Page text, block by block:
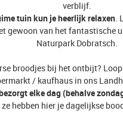
verblijf.
tuin kun je heerlijk relaxen.
gewoon van het fantastische
Naturpark Dobratsch.
broodjes bij het ontbijt?
/ kaufhaus in ons
elke dag (behalve
ze hebben hier je dagelijkse